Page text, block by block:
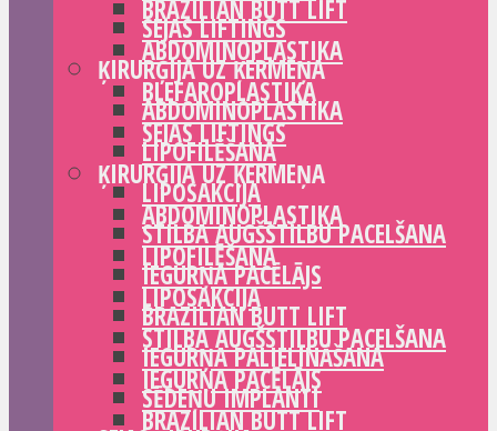
SEJAS LIFTINGS
ĶIRURĢIJA UZ ĶERMEŅA
ABDOMINOPLASTIKA
LIPOFILĒŠANA
LIPOSAKCIJA
STILBA AUGŠSTILBU PACELŠANA
IEGURŅA PACĒLĀJS
BRAZILIAN BUTT LIFT
IEGURŅA PALIELINĀŠANA
SĒDEŅU IMPLANTI
BRAZILIAN BUTT LIFT
ABDOMINOPLASTIKA
BLEFAROPLASTIKA
SEJAS LIFTINGS
ĶIRURĢIJA UZ ĶERMEŅA
ABDOMINOPLASTIKA
LIPOFILĒŠANA
LIPOSAKCIJA
STILBA AUGŠSTILBU PACELŠANA
IEGURŅA PACĒLĀJS
BRAZILIAN BUTT LIFT